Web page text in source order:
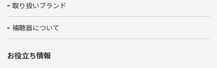
取り扱いブランド
補聴器について
お役立ち情報